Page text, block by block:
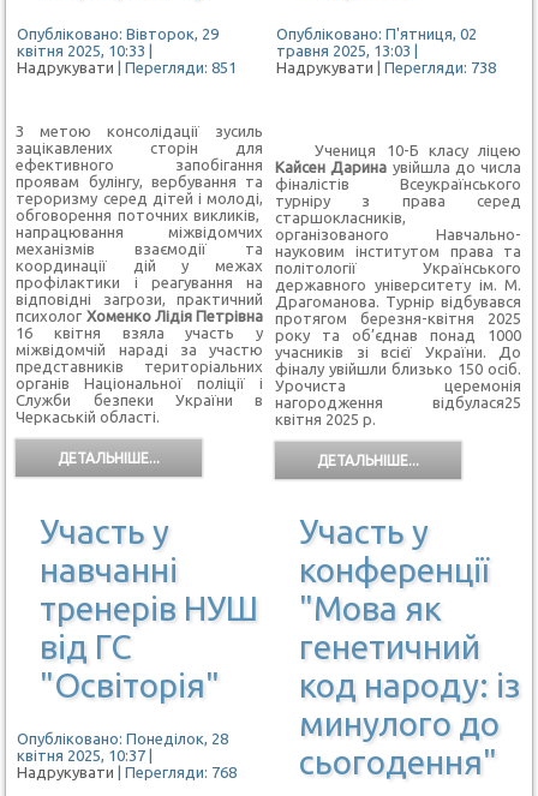
Опубліковано: Вівторок, 29
квітня 2025, 10:33 |
Надрукувати | Перегляди: 851
З метою консолідації зусиль
зацікавлених сторін для
ефективного запобігання
проявам булінгу, вербування та
тероризму серед дітей і молоді,
обговорення поточних викликів,
напрацювання міжвідомчих
механізмів взаємодії та
координації дій у межах
профілактики і реагування на
відповідні загрози, практичний
психолог Хоменко Лідія Петрівна
16 квітня взяла участь у
міжвідомчій нараді за участю
представників територіальних
органів Національної поліції і
Служби безпеки України в
Черкаській області.
ДЕТАЛЬНІШЕ...
Опубліковано: П'ятниця, 02
травня 2025, 13:03 |
Надрукувати | Перегляди: 738
Учениця 10-Б класу ліцею
Кайсен Дарина увійшла до числа
фіналістів Всеукраїнського
турніру з права серед
старшокласників,
організованого Навчально-
науковим інститутом права та
політології Українського
державного університету ім. М.
Драгоманова. Турнір відбувався
протягом березня-квітня 2025
року та об’єднав понад 1000
учасників зі всієї України. До
фіналу увійшли близько 150 осіб.
Урочиста церемонія
нагородження відбулася25
квітня 2025 р.
ДЕТАЛЬНІШЕ...
Участь у
навчанні
тренерів НУШ
від ГС
"Освіторія"
Опубліковано: Понеділок, 28
квітня 2025, 10:37 |
Надрукувати | Перегляди: 768
Участь у
конференції
"Мова як
генетичний
код народу: із
минулого до
сьогодення"